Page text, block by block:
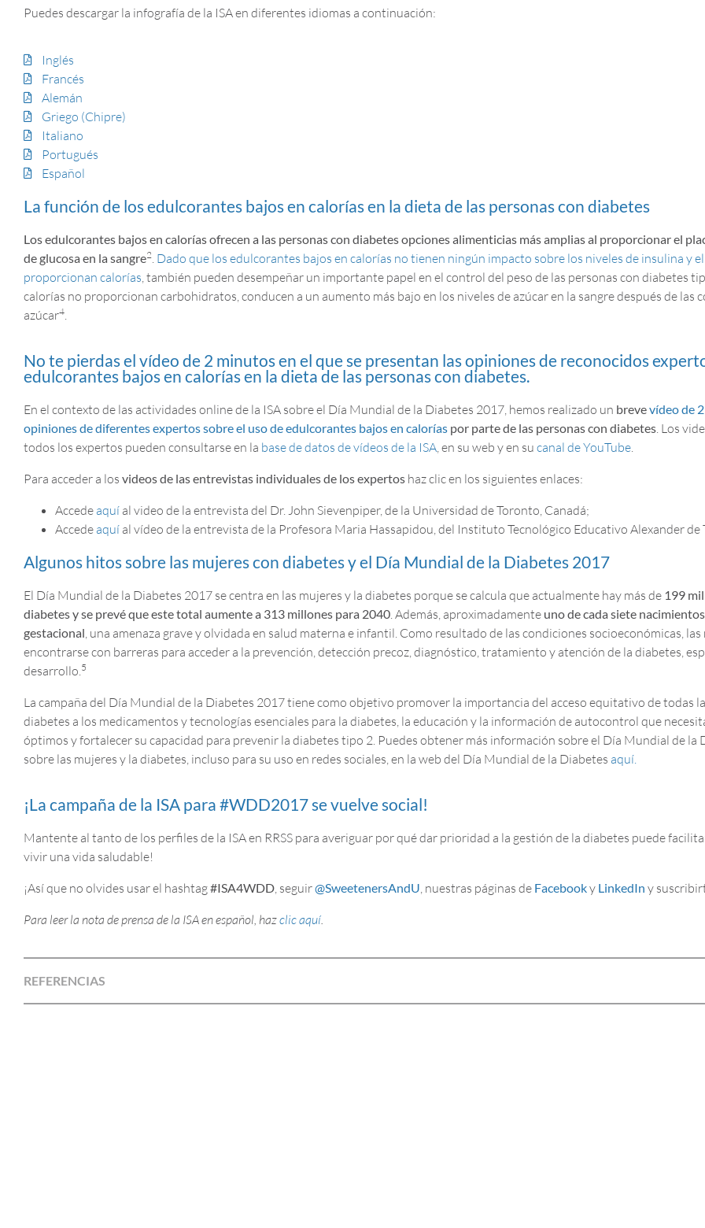
Puedes descargar la infografía de la ISA en diferentes idiomas a continuación:
Inglés
Francés
Alemán
Griego (Chipre)
Italiano
Portugués
Español
La función de los edulcorantes bajos en calorías en la dieta de las personas con diabetes
Los edulcorantes bajos en calorías ofrecen a las personas con diabetes opciones alimenticias más amplias al proporcionar el
de glucosa en la sangre2. Dado que los edulcorantes bajos en calorías no tienen ningún impacto sobre los niveles de insulina y el
proporcionan calorías, también pueden desempeñar un importante papel en el control del peso de las personas con diabetes
calorías no proporcionan carbohidratos, conducen a un aumento más bajo en los niveles de azúcar en la sangre después de las
azúcar4.
No te pierdas el vídeo de 2 minutos en el que se presentan las opiniones de reconocidos
edulcorantes bajos en calorías en la dieta de las personas con diabetes.
En el contexto de las actividades online de la ISA sobre el Día Mundial de la Diabetes 2017, hemos realizado un brevevídeo de
opiniones de diferentes expertos sobre el uso de edulcorantes bajos en calorías por parte de las personas con diabetes. Los
todos los expertos pueden consultarse en la base de datos de vídeos de la ISA, en su web y en su canal de YouTube.
Para acceder a los videos de las entrevistas individuales de los expertos haz clic en los siguientes enlaces:
Accede aquí al video de la entrevista del Dr. John Sievenpiper, de la Universidad de Toronto, Canadá;
Accede aquí al vídeo de la entrevista de la Profesora Maria Hassapidou, del Instituto Tecnológico Educativo Alexander de
Algunos hitos sobre las mujeres con diabetes y el Día Mundial de la Diabetes 2017
El Día Mundial de la Diabetes 2017 se centra en las mujeres y la diabetes porque se calcula que actualmente hay más de 199
diabetes y se prevé que este total aumente a 313 millones para 2040. Además, aproximadamente uno de cada siete
gestacional, una amenaza grave y olvidada en salud materna e infantil. Como resultado de las condiciones socioeconómicas,
encontrarse con barreras para acceder a la prevención, detección precoz, diagnóstico, tratamiento y atención de la diabetes,
desarrollo.5
La campaña del Día Mundial de la Diabetes 2017 tiene como objetivo promover la importancia del acceso equitativo de todas
diabetes a los medicamentos y tecnologías esenciales para la diabetes, la educación y la información de autocontrol que
óptimos y fortalecer su capacidad para prevenir la diabetes tipo 2. Puedes obtener más información sobre el Día Mundial de la
sobre las mujeres y la diabetes, incluso para su uso en redes sociales, en la web del Día Mundial de la Diabetes aquí.
¡La campaña de la ISA para #WDD2017 se vuelve social!
Mantente al tanto de los perfiles de la ISA en RRSS para averiguar por qué dar prioridad a la gestión de la diabetes puede
vivir una vida saludable!
¡Así que no olvides usar el hashtag#ISA4WDD, seguir@SweetenersAndU, nuestras páginas de Facebooky LinkedIn y
Para leer la nota de prensa de la ISA en español, hazclic aquí.
REFERENCIAS